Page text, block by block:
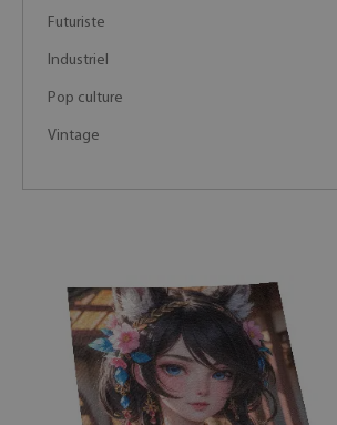
Futuriste
Industriel
Pop culture
Vintage